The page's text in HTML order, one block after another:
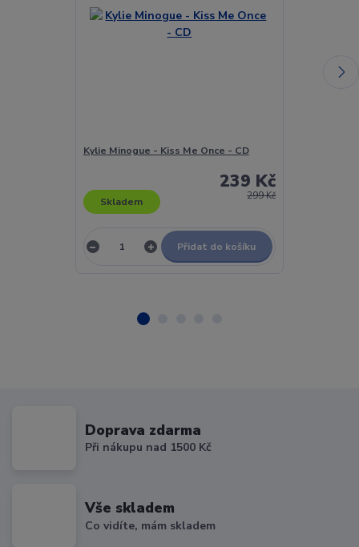
Kylie Minogue - Kiss Me Once - CD
299 Kč
239 Kč
Skladem
Přidat do košíku
Doprava zdarma
Při nákupu nad 1500 Kč
Vše skladem
Co vidíte, mám skladem